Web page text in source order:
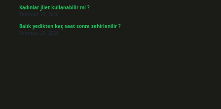
Kadınlar jilet kullanabilir mi ?
Temmuz 23, 2026
Balık yedikten kaç saat sonra zehirlenilir ?
Temmuz 21, 2026